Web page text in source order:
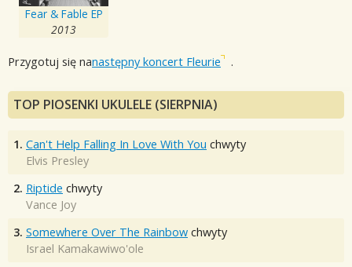
Fear & Fable EP
2013
Przygotuj się nanastępny koncert Fleurie .
TOP PIOSENKI UKULELE (SIERPNIA)
1. Can't Help Falling In Love With You chwyty
Elvis Presley
2. Riptide chwyty
Vance Joy
3. Somewhere Over The Rainbow chwyty
Israel Kamakawiwo'ole